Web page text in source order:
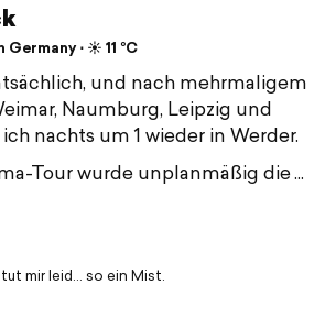
Germany ⋅ ☀️ 11 °C
und nach mehrmaligem
Naumburg, Leipzig und
nachts um 1 wieder in Werder.
Tour wurde unplanmäßig die
mir leid... so ein Mist.